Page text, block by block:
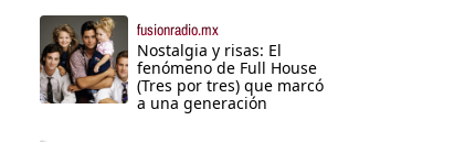
fusionradio.mx
Nostalgia y risas: El
fenómeno de Full House
(Tres por tres) que marcó
a una generación